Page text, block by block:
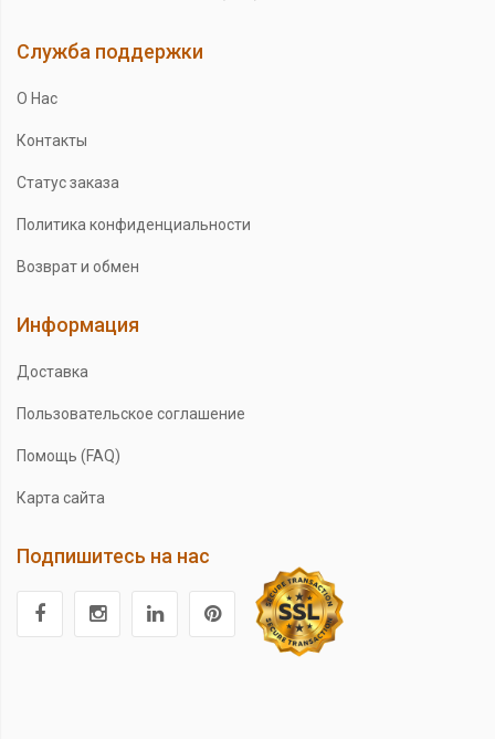
Служба поддержки
О Нас
Контакты
Статус заказа
Политика конфиденциальности
Возврат и обмен
Информация
Доставка
Пользовательское соглашение
Помощь (FAQ)
Карта сайта
Подпишитесь на нас